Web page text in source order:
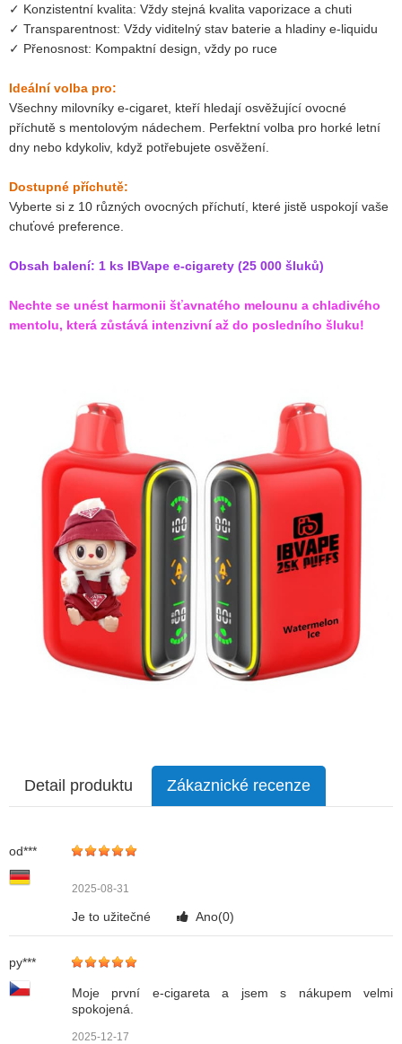
✓ Konzistentní kvalita: Vždy stejná kvalita vaporizace a chuti
✓ Transparentnost: Vždy viditelný stav baterie a hladiny e-liquidu
✓ Přenosnost: Kompaktní design, vždy po ruce
Ideální volba pro:
Všechny milovníky e-cigaret, kteří hledají osvěžující ovocné
příchutě s mentolovým nádechem. Perfektní volba pro horké letní
dny nebo kdykoliv, když potřebujete osvěžení.
Dostupné příchutě:
Vyberte si z 10 různých ovocných příchutí, které jistě uspokojí vaše
chuťové preference.
Obsah balení: 1 ks IBVape e-cigarety (25 000 šluků)
Nechte se unést harmonii šťavnatého melounu a chladivého
mentolu, která zůstává intenzivní až do posledního šluku!
Detail produktu Zákaznické recenze
od***
2025-08-31
Je to užitečné Ano(0)
py***
Moje první e-cigareta a jsem s nákupem velmi
spokojená.
2025-12-17